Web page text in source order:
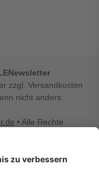
Newsletter
zzgl. Versandkosten
nicht anders
• Alle Rechte
für Ihr Office